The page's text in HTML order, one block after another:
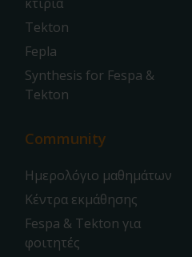
Tekton
Fepla
Synthesis for Fespa &
Tekton
Community
Ημερολόγιο μαθημάτων
Κέντρα εκμάθησης
Fespa & Tekton για
φοιτητές